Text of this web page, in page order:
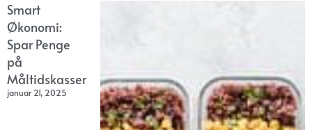
Smart
Økonomi:
Spar Penge
på
Måltidskasser
januar 21, 2025